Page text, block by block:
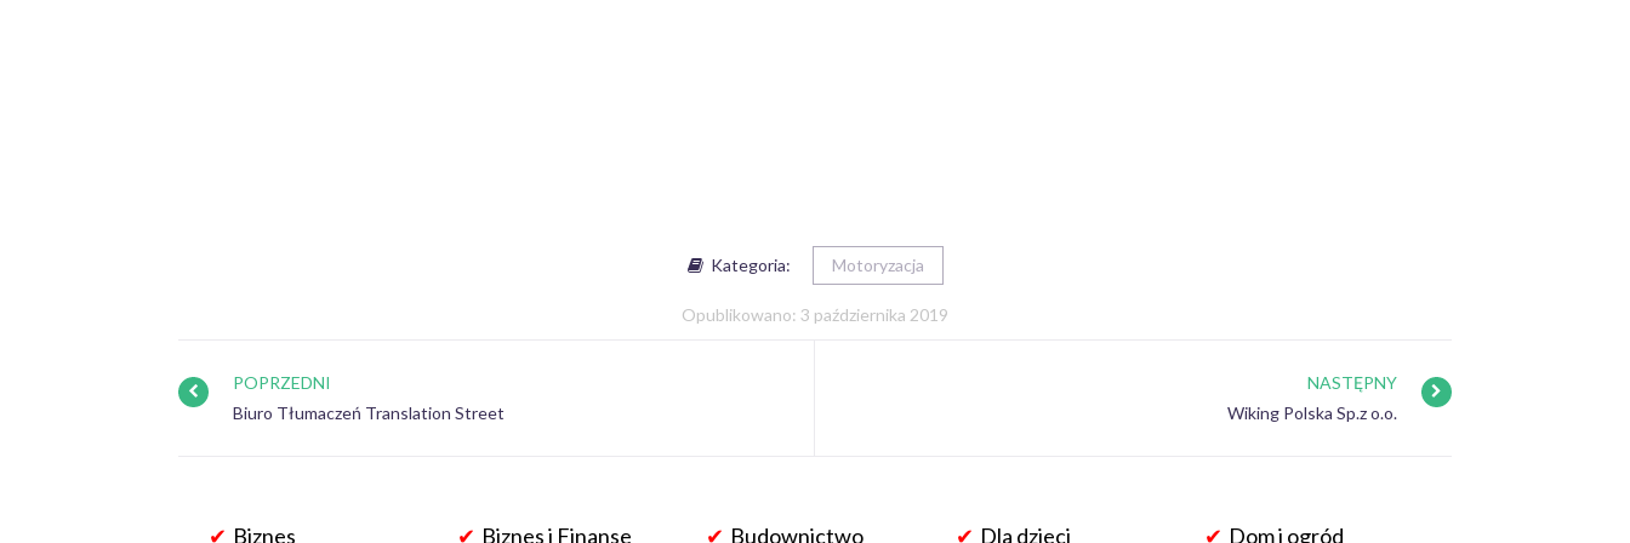
Kategoria: Motoryzacja
Opublikowano: 3 października 2019
POPRZEDNI
Biuro Tłumaczeń Translation Street
NASTĘPNY
Wiking Polska Sp.z o.o.
Biznes Biznes i Finanse Budownictwo Dla dzieci Dom i ogród